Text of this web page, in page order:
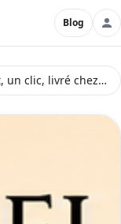
Blog
Fête des Mères 31 mai : un bouquet, un clic, livré chez elle